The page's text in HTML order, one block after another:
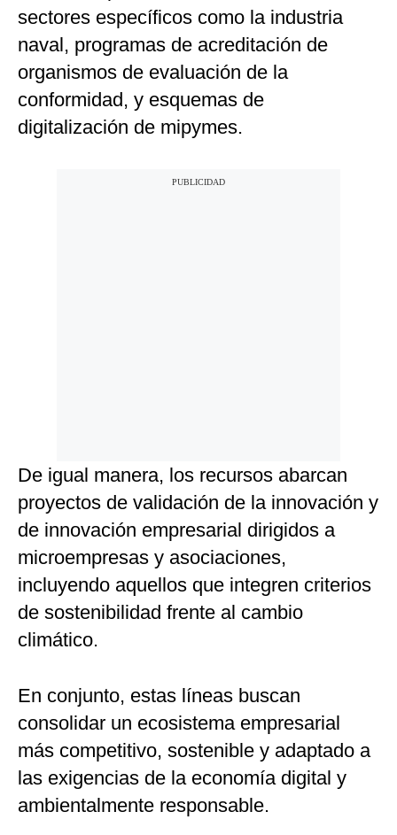
sectores específicos como la industria
naval, programas de acreditación de
organismos de evaluación de la
conformidad, y esquemas de
digitalización de mipymes.
De igual manera, los recursos abarcan
proyectos de validación de la innovación y
de innovación empresarial dirigidos a
microempresas y asociaciones,
incluyendo aquellos que integren criterios
de sostenibilidad frente al cambio
climático.
En conjunto, estas líneas buscan
consolidar un ecosistema empresarial
más competitivo, sostenible y adaptado a
las exigencias de la economía digital y
ambientalmente responsable.